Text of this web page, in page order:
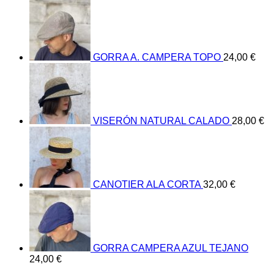
GORRA A. CAMPERA TOPO 24,00 €
VISERÓN NATURAL CALADO 28,00 €
CANOTIER ALA CORTA 32,00 €
GORRA CAMPERA AZUL TEJANO
24,00 €